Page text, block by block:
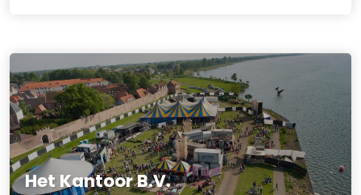
Het Kantoor B.V.